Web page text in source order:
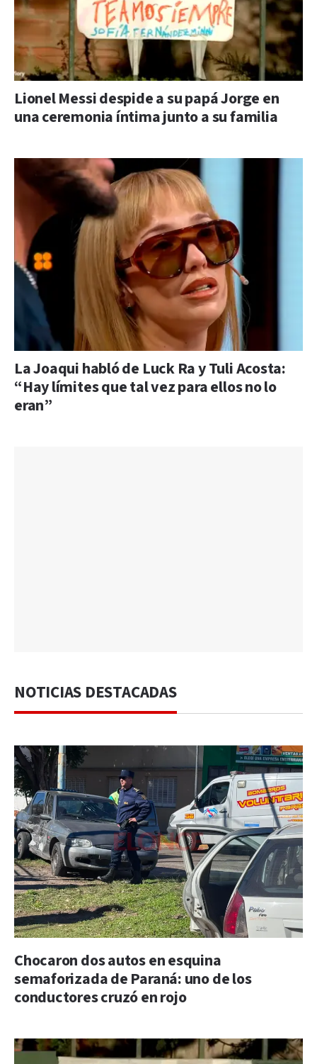
Lionel Messi despide a su papá Jorge en
una ceremonia íntima junto a su familia
La Joaqui habló de Luck Ra y Tuli Acosta:
“Hay límites que tal vez para ellos no lo
eran”
NOTICIAS DESTACADAS
Chocaron dos autos en esquina
semaforizada de Paraná: uno de los
conductores cruzó en rojo